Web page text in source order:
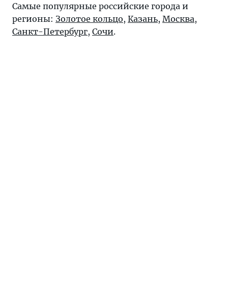
Самые популярные российские города и
регионы: Золотое кольцо, Казань, Москва,
Санкт-Петербург, Сочи.